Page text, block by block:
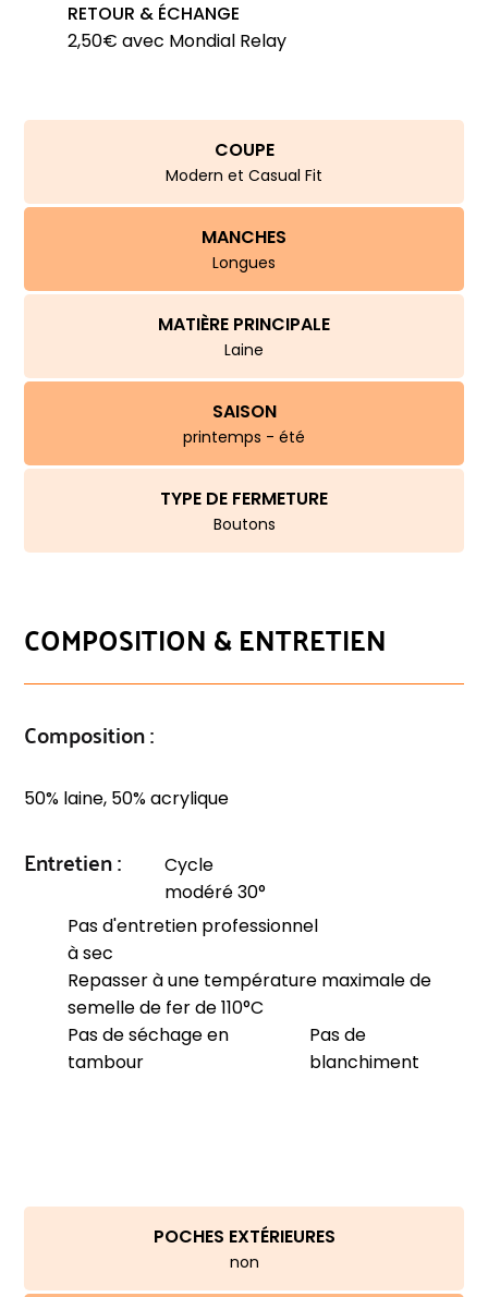
4028mc
RETOUR & ÉCHANGE
2,50€ avec Mondial Relay
COUPE
Modern et Casual Fit
MANCHES
Longues
MATIÈRE PRINCIPALE
Laine
SAISON
printemps - été
TYPE DE FERMETURE
Boutons
COMPOSITION & ENTRETIEN
Composition :
50% laine, 50% acrylique
Entretien :
Cycle
modéré 30°
Pas d'entretien professionnel
à sec
Repasser à une température maximale de
semelle de fer de 110°C
Pas de séchage en
tambour
Pas de
blanchiment
POCHES EXTÉRIEURES
non